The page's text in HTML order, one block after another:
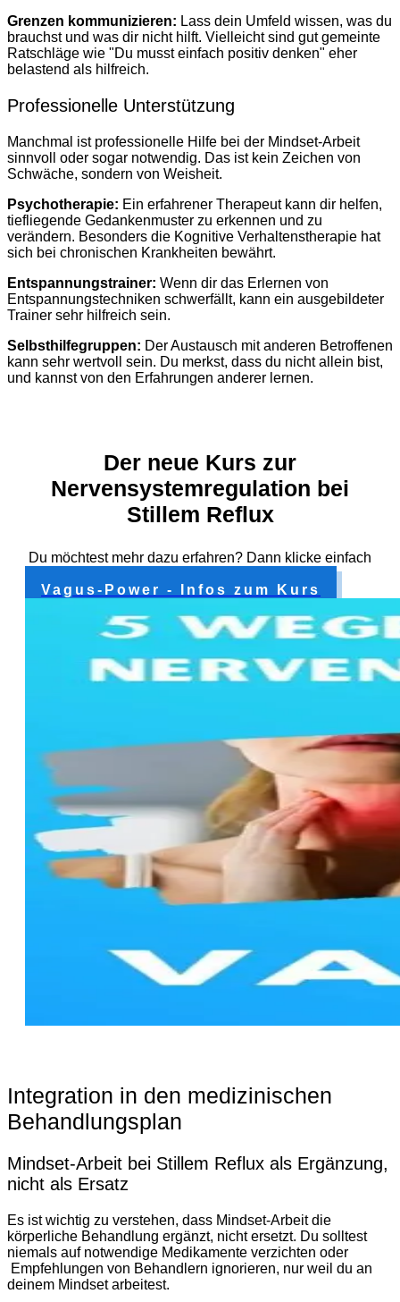
Grenzen kommunizieren: Lass dein Umfeld wissen, was du
brauchst und was dir nicht hilft. Vielleicht sind gut gemeinte
Ratschläge wie "Du musst einfach positiv denken" eher
belastend als hilfreich.
Professionelle Unterstützung
Manchmal ist professionelle Hilfe bei der Mindset-Arbeit
sinnvoll oder sogar notwendig. Das ist kein Zeichen von
Schwäche, sondern von Weisheit.
Psychotherapie: Ein erfahrener Therapeut kann dir helfen,
tiefliegende Gedankenmuster zu erkennen und zu
verändern. Besonders die Kognitive Verhaltenstherapie hat
sich bei chronischen Krankheiten bewährt.
Entspannungstrainer: Wenn dir das Erlernen von
Entspannungstechniken schwerfällt, kann ein ausgebildeter
Trainer sehr hilfreich sein.
Selbsthilfegruppen: Der Austausch mit anderen Betroffenen
kann sehr wertvoll sein. Du merkst, dass du nicht allein bist,
und kannst von den Erfahrungen anderer lernen.
Der neue Kurs zur
Nervensystemregulation bei
Stillem Reflux
Du möchtest mehr dazu erfahren? Dann klicke einfach
Vagus-Power - Infos zum Kurs
Integration in den medizinischen
Behandlungsplan
Mindset-Arbeit bei Stillem Reflux als Ergänzung,
nicht als Ersatz
Es ist wichtig zu verstehen, dass Mindset-Arbeit die
körperliche Behandlung ergänzt, nicht ersetzt. Du solltest
niemals auf notwendige Medikamente verzichten oder
Empfehlungen von Behandlern ignorieren, nur weil du an
deinem Mindset arbeitest.